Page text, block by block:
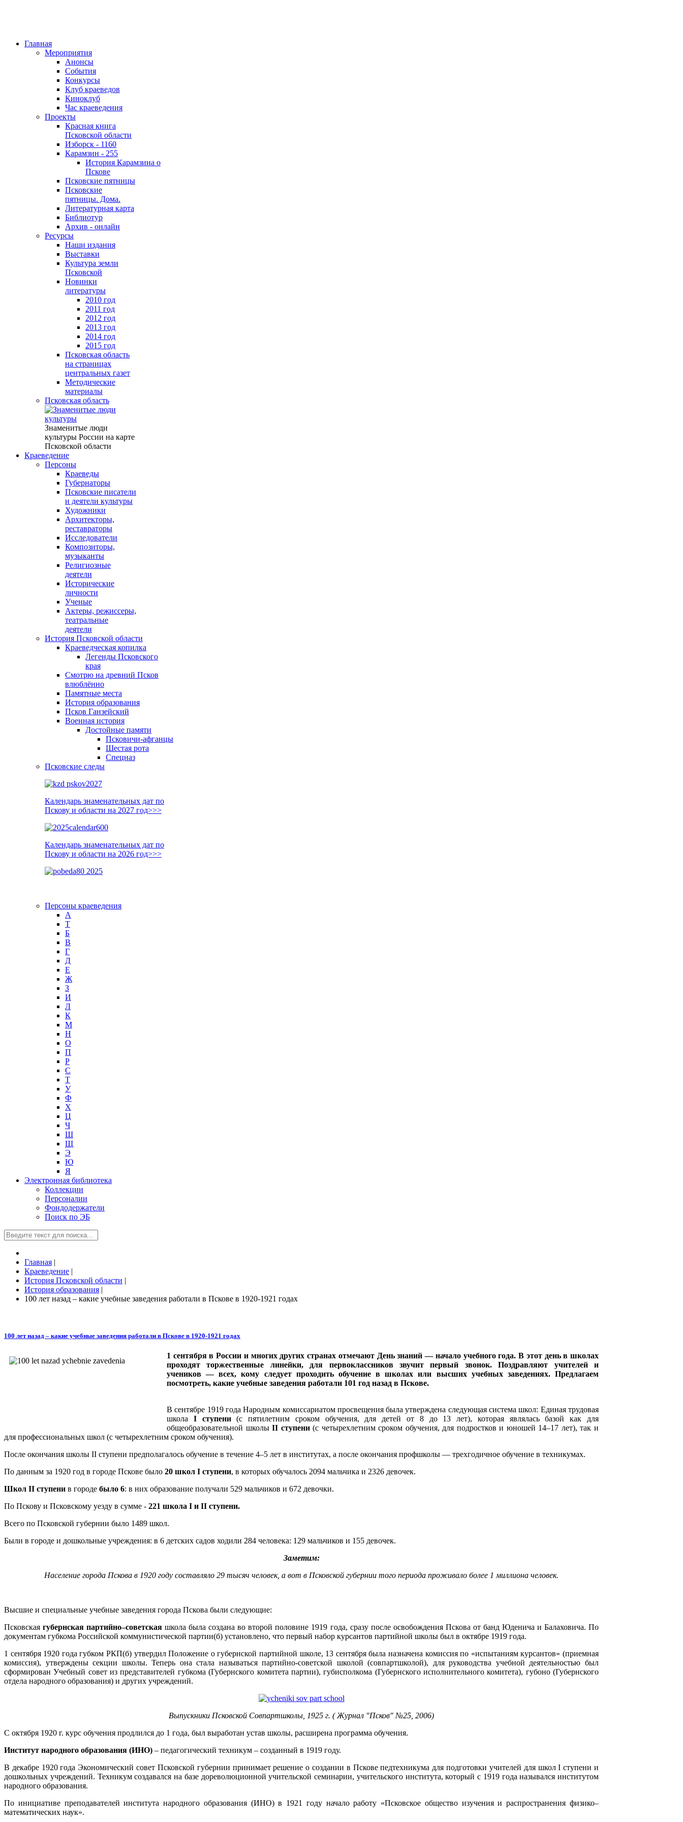
Главная
Мероприятия
Анонсы
События
Конкурсы
Клуб краеведов
Киноклуб
Час краеведения
Проекты
Красная книга
Псковской области
Изборск - 1160
Карамзин - 255
История Карамзина о
Пскове
Псковские пятницы
Псковские
пятницы. Дома.
Литературная карта
Библиотур
Архив - онлайн
Ресурсы
Наши издания
Выставки
Культура земли
Псковской
Новинки
литературы
2010 год
2011 год
2012 год
2013 год
2014 год
2015 год
Псковская область
на страницах
центральных газет
Методические
материалы
Псковская область
Знаменитые люди
культуры России на карте
Псковской области
Краеведение
Персоны
Краеведы
Губернаторы
Псковские писатели
и деятели культуры
Художники
Архитекторы,
реставраторы
Исследователи
Композиторы,
музыканты
Религиозные
деятели
Исторические
личности
Ученые
Актеры, режиссеры,
театральные
деятели
История Псковской области
Краеведческая копилка
Легенды Псковского
края
Смотрю на древний Псков
влюблённо
Памятные места
История образования
Псков Ганзейский
Военная история
Достойные памяти
Псковичи-афганцы
Шестая рота
Спецназ
Псковские следы
Календарь знаменательных дат по
Пскову и области на 2027 год>>>
Календарь знаменательных дат по
Пскову и области на 2026 год>>>
Персоны краеведения
А
T
Б
В
Г
Д
Е
Ж
З
И
Л
К
М
Н
О
П
Р
С
Т
У
Ф
Х
Ц
Ч
Ш
Щ
Э
Ю
Я
Электронная библиотека
Коллекции
Персоналии
Фондодержатели
Поиск по ЭБ
Главная |
Краеведение |
История Псковской области |
История образования |
100 лет назад – какие учебные заведения работали в Пскове в 1920-1921 годах
100 лет назад – какие учебные заведения работали в Пскове в 1920-1921 годах
1 сентября в России и многих других странах отмечают День знаний — начало учебного года. В этот день в школах
проходят торжественные линейки, для первоклассников звучит первый звонок. Поздравляют учителей и
учеников—всех, кому следует проходить обучение в школах или высших учебных заведениях. Предлагаем
посмотреть, какие учебные заведения работали 101 год назад в Пскове.
В сентябре 1919 года Народным комиссариатом просвещения была утверждена следующая система школ: Единая трудовая
школа I ступени(с пятилетним сроком обучения, для детей от 8 до 13 лет), которая являлась базой как для
общеобразовательной школыII ступени(с четырехлетним сроком обучения, для подростков и юношей 14–17 лет), так и
для профессиональных школ (с четырехлетним сроком обучения).
После окончания школы II ступени предполагалось обучение в течение 4–5 лет в институтах, а после окончания профшколы — трехгодичное обучение в техникумах.
По данным за 1920 год в городе Пскове было 20 школ I ступени, в которых обучалось 2094 мальчика и 2326 девочек.
Школ II ступени в городе было 6: в них образование получали 529 мальчиков и 672 девочки.
По Пскову и Псковскому уезду в сумме - 221 школа I и II ступени.
Всего по Псковской губернии было 1489 школ.
Были в городе и дошкольные учреждения: в 6 детских садов ходили 284 человека: 129 мальчиков и 155 девочек.
Заметим:
Население города Пскова в 1920 году составляло 29 тысяч человек, а вот в Псковской губернии того периода проживало более 1 миллиона человек.
Высшие и специальные учебные заведения города Пскова были следующие:
Псковскаягубернская партийно–советская школа была создана во второй половине 1919 года, сразу после освобождения Пскова от банд Юденича и Балаховича. По
документам губкома Российской коммунистической партии(б) установлено, что первый набор курсантов партийной школы был в октябре 1919 года.
1 сентября 1920 года губком РКП(б) утвердил Положение о губернской партийной школе, 13 сентября была назначена комиссия по «испытаниям курсантов» (приемная
комиссия), утверждены секции школы. Теперь она стала называться партийно-советской школой (совпартшколой), для руководства учебной деятельностью был
сформирован Учебный совет из представителей губкома (Губернского комитета партии), губисполкома (Губернского исполнительного комитета), губоно (Губернского
отдела народного образования) и других учреждений.
Выпускники Псковской Совпартшколы, 1925 г. ( Журнал "Псков" №25, 2006)
С октября 1920 г. курс обучения продлился до 1 года, был выработан устав школы, расширена программа обучения.
Институт народного образования (ИНО) – педагогический техникум – созданный в 1919 году.
В декабре 1920 года Экономический совет Псковской губернии принимает решение о создании в Пскове педтехникума для подготовки учителей для школ I ступени и
дошкольных учреждений. Техникум создавался на базе дореволюционной учительской семинарии, учительского института, который с 1919 года назывался институтом
народного образования.
По инициативе преподавателей института народного образования (ИНО) в 1921 году начало работу «Псковское общество изучения и распространения физико–
математических наук».